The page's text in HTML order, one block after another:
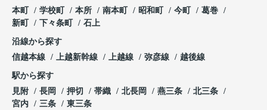
本町
学校町 本所 南本町 昭和町 今町
葛巻
新町
下々条町 石上
沿線から探す
信越本線
上越新幹線 上越線 弥彦線 越後線
駅から探す
見附
長岡 押切 帯織 北長岡 燕三条
北三条
宮内
三条 東三条